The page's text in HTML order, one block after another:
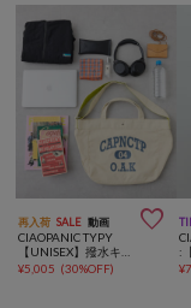
再入荷 SALE 動画 
CIAOPANIC TYPY
¥5,005 (30%OFF)
¥